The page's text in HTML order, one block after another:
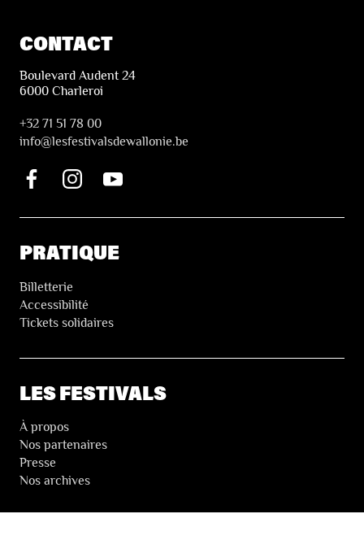
CONTACT
Boulevard Audent 24
6000 Charleroi
+32 71 51 78 00
info@lesfestivalsdewallonie.be
PRATIQUE
Billetterie
Accessibilité
Tickets solidaires
LES FESTIVALS
À propos
Nos partenaires
Presse
Nos archives